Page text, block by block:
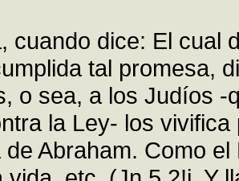
cuando dice: El cual
tal promesa,
o sea, a los Judíos
la Ley- los
de Abraham. Como